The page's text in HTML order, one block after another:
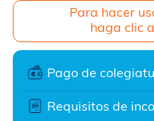
Para hacer
haga clic
Pago de
Requisitos de